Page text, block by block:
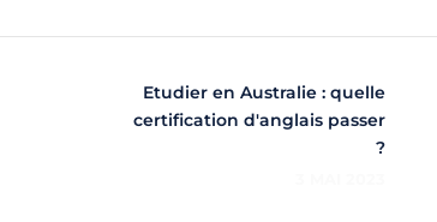
Etudier en Australie : quelle
certification d'anglais passer
?